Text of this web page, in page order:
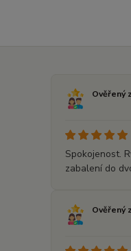
Ověřený
Spokojenost.
zabalení do
Ověřený